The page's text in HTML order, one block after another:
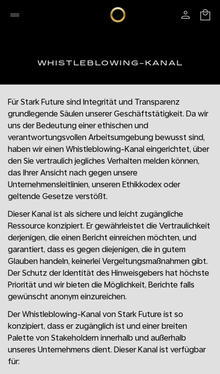
WHISTLEBLOWING-KANAL
Für Stark Future sind Integrität und Transparenz
grundlegende Säulen unserer Geschäftstätigkeit. Da wir
uns der Bedeutung einer ethischen und
verantwortungsvollen Arbeitsumgebung bewusst sind,
haben wir einen Whistleblowing-Kanal eingerichtet, über
den Sie vertraulich jegliches Verhalten melden können,
das Ihrer Ansicht nach gegen unsere
Unternehmensleitlinien, unseren Ethikkodex oder
geltende Gesetze verstößt.
Dieser Kanal ist als sichere und leicht zugängliche
Ressource konzipiert. Er gewährleistet die Vertraulichkeit
derjenigen, die einen Bericht einreichen möchten, und
garantiert, dass es gegen diejenigen, die in gutem
Glauben handeln, keinerlei Vergeltungsmaßnahmen gibt.
Der Schutz der Identität des Hinweisgebers hat höchste
Priorität und wir bieten die Möglichkeit, Berichte falls
gewünscht anonym einzureichen.
Der Whistleblowing-Kanal von Stark Future ist so
konzipiert, dass er zugänglich ist und einer breiten
Palette von Stakeholdern innerhalb und außerhalb
unseres Unternehmens dient. Dieser Kanal ist verfügbar
für: